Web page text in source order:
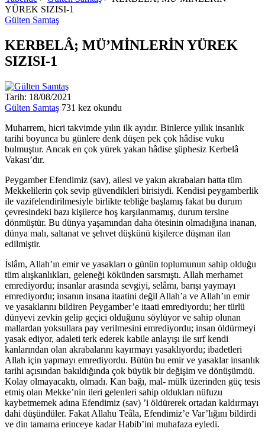
YÜREK SIZISI-1
Gülten Samtaş
KERBELÂ; MÜ’MİNLERİN YÜREK
SIZISI-1
Tarih: 18/08/2021
Gülten Samtaş 731 kez okundu
Muharrem, hicri takvimde yılın ilk ayıdır. Binlerce yıllık insanlık
tarihi boyunca bu günlere denk düşen pek çok hâdise vuku
bulmuştur. Ancak en çok yürek yakan hâdise şüphesiz Kerbelâ
Vakası’dır.
Peygamber Efendimiz (sav), ailesi ve yakın akrabaları hatta tüm
Mekkelilerin çok sevip güvendikleri birisiydi. Kendisi peygamberlik
ile vazifelendirilmesiyle birlikte tebliğe başlamış fakat bu durum
çevresindeki bazı kişilerce hoş karşılanmamış, durum tersine
dönmüştür. Bu dünya yaşamından daha ötesinin olmadığına inanan,
dünya malı, saltanat ve şehvet düşkünü kişilerce düşman ilan
edilmiştir.
İslâm, Allah’ın emir ve yasakları o günün toplumunun sahip olduğu
tüm alışkanlıkları, geleneği kökünden sarsmıştı. Allah merhamet
emrediyordu; insanlar arasında sevgiyi, selâmı, barışı yaymayı
emrediyordu; insanın insana itaatini değil Allah’a ve Allah’ın emir
ve yasaklarını bildiren Peygamber’e itaati emrediyordu; her türlü
dünyevi zevkin gelip geçici olduğunu söylüyor ve sahip olunan
mallardan yoksullara pay verilmesini emrediyordu; insan öldürmeyi
yasak ediyor, adaleti terk ederek kabile anlayışı ile sırf kendi
kanlarından olan akrabalarını kayırmayı yasaklıyordu; ibadetleri
Allah için yapmayı emrediyordu. Bütün bu emir ve yasaklar insanlık
tarihi açısından bakıldığında çok büyük bir değişim ve dönüşümdü.
Kolay olmayacaktı, olmadı. Kan bağı, mal- mülk üzerinden güç tesis
etmiş olan Mekke’nin ileri gelenleri sahip oldukları nüfuzu
kaybetmemek adına Efendimiz (sav) ’i öldürerek ortadan kaldırmayı
dahi düşündüler. Fakat Allahu Teâla, Efendimiz’e Var’lığını bildirdi
ve din tamama erinceye kadar Habib’ini muhafaza eyledi.